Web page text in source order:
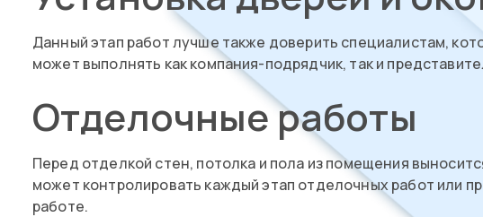
Данный этап работ лучше также доверить специалистам,
может выполнять как компания-подрядчик, так и
Отделочные работы
Перед отделкой стен, потолка и пола из помещения
может контролировать каждый этап отделочных работ или
работе.